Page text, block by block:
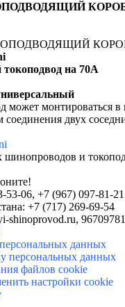
на 70А
может монтироваться в
соединения двух
шинопроводов и
53-06, +7 (967) 097-81-21
+7 (717) 269-69-54
shinoprovod.ru,
данных
персональных данных
файлов cookie
настройки cookie